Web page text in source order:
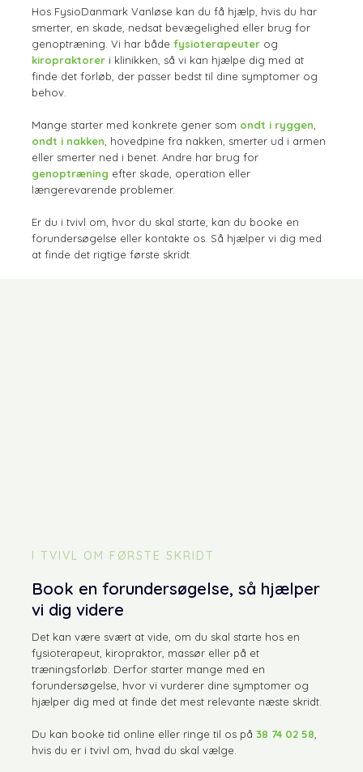
Hos FysioDanmark Vanløse kan du få hjælp, hvis du har
smerter, en skade, nedsat bevægelighed eller brug for
genoptræning. Vi har både fysioterapeuterog
kiropraktoreri klinikken, så vi kan hjælpe dig med at
finde det forløb, der passer bedst til dine symptomer og
behov.
Mange starter med konkrete gener som ondt i ryggen
ondt i nakken , hovedpine fra nakken, smerter ud i armen
eller smerter ned i benet. Andre har brug for
genoptræning efter skade, operation eller
længerevarende problemer.
Er du i tvivl om, hvor du skal starte, kan du booke en
forundersøgelse eller kontakte os. Så hjælper vi dig med
at finde det rigtige første skridt.
I TVIVL OM FØRSTE SKRIDT
Book en forundersøgelse, så hjælper
vi dig videre
Det kan være svært at vide, om du skal starte hos en
fysioterapeut, kiropraktor, massør eller på et
træningsforløb. Derfor starter mange med en
forundersøgelse, hvor vi vurderer dine symptomer og
hjælper dig med at finde det mest relevante næste skridt.
Du kan booke tid online eller ringe til os på 38 74 02 58
hvis du er i tvivl om, hvad du skal vælge.